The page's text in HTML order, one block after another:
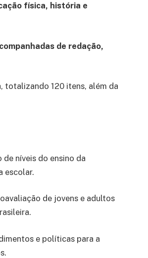
física, história e
de redação,
totalizando 120 itens, além da
níveis do ensino da
escolar.
de jovens e adultos
e políticas para a